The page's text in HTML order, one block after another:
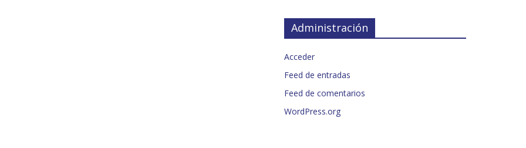
Administración
Acceder
Feed de entradas
Feed de comentarios
WordPress.org